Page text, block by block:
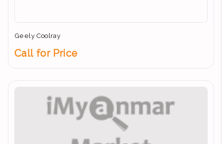
Geely Coolray
Call for Price